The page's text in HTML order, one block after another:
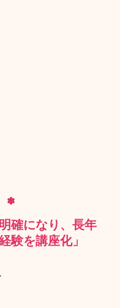
確になり、長年
験を講座化」